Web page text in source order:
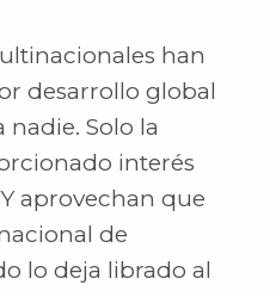
han
desarrollo global
Solo la
interés
aprovechan que
de
lo deja librado al